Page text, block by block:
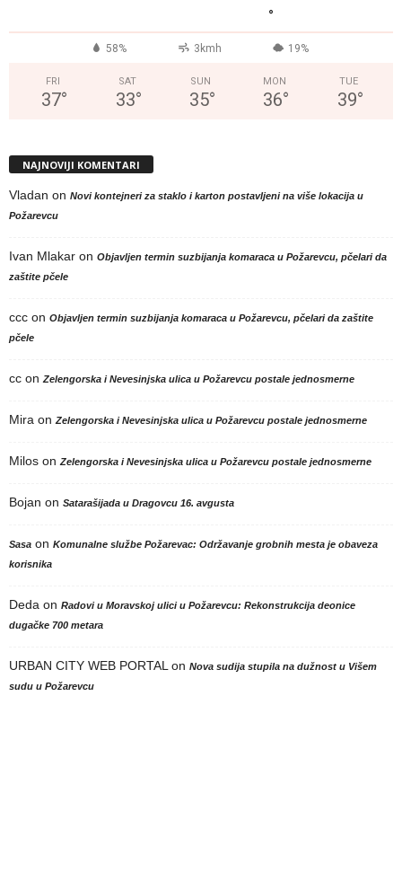
°
58% 3kmh 19%
FRI
37°
SAT
33°
SUN
35°
MON
36°
TUE
39°
NAJNOVIJI KOMENTARI
Vladan on Novi kontejneri za staklo i karton postavljeni na više lokacija u
Požarevcu
Ivan Mlakar on Objavljen termin suzbijanja komaraca u Požarevcu, pčelari da
zaštite pčele
ccc on Objavljen termin suzbijanja komaraca u Požarevcu, pčelari da zaštite
pčele
cc on Zelengorska i Nevesinjska ulica u Požarevcu postale jednosmerne
Mira on Zelengorska i Nevesinjska ulica u Požarevcu postale jednosmerne
Milos on Zelengorska i Nevesinjska ulica u Požarevcu postale jednosmerne
Bojan on Satarašijada u Dragovcu 16. avgusta
Sasa on Komunalne službe Požarevac: Održavanje grobnih mesta je obaveza
korisnika
Deda on Radovi u Moravskoj ulici u Požarevcu: Rekonstrukcija deonice
dugačke 700 metara
URBAN CITY WEB PORTAL on Nova sudija stupila na dužnost u Višem
sudu u Požarevcu